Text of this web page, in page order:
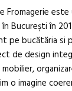
Fromagerie
în Bucureşti în
pe bucătăria si
de design
o imagine